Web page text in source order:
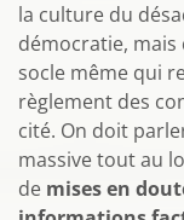
la culture du
démocratie, mais
socle même qui
règlement des
cité. On doit
massive tout au
de mises en